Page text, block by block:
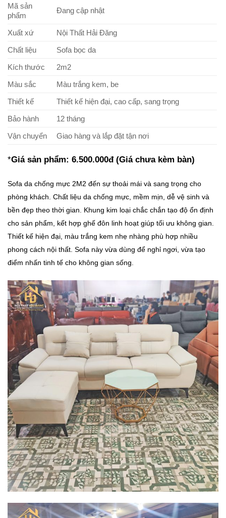
Mã sản
phẩm
Đang cập nhật
Xuất xứ
Nội Thất Hải Đăng
Chất liệu
Sofa bọc da
Kích thước
2m2
Màu sắc
Màu trắng kem, be
Thiết kế
Thiết kế hiện đại, cao cấp, sang trọng
Bảo hành
12 tháng
Vận chuyển
Giao hàng và lắp đặt tận nơi
*Giá sản phẩm: 6.500.000đ (Giá chưa kèm bàn)
Sofa da chống mực 2M2 đến sự thoải mái và sang trọng cho
phòng khách. Chất liệu da chống mực, mềm mịn, dễ vệ sinh và
bền đẹp theo thời gian. Khung kim loại chắc chắn tạo độ ổn định
cho sản phẩm, kết hợp ghế đôn linh hoạt giúp tối ưu không gian.
Thiết kế hiện đại, màu trắng kem nhẹ nhàng phù hợp nhiều
phong cách nội thất. Sofa này vừa dùng để nghỉ ngơi, vừa tạo
điểm nhấn tinh tế cho không gian sống.